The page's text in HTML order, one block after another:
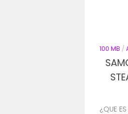
100 MB /
¿QUE